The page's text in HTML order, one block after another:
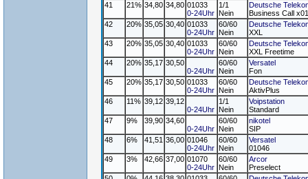
41
21% 34,80 34,80 01033
0-24Uhr
1/1
Nein
Deutsche
Business Call x01
42
20% 35,05 30,40 01033
0-24Uhr
60/60
Nein
Deutsche
XXL
43
20% 35,05 30,40 01033
0-24Uhr
60/60
Nein
Deutsche
XXL Freetime
44
20% 35,17 30,50
0-24Uhr
60/60
Nein
Versatel
Fon
45
20% 35,17 30,50 01033
0-24Uhr
60/60
Nein
Deutsche
AktivPlus
46
11% 39,12 39,12
0-24Uhr
1/1
Nein
Voipstation
Standard
47
9% 39,90 34,60
0-24Uhr
60/60
Nein
nikotel
SIP
48
6% 41,51 36,00 01046
0-24Uhr
60/60
Nein
Versatel
01046
49
3% 42,66 37,00 01070
0-24Uhr
60/60
Nein
Arcor
Preselect